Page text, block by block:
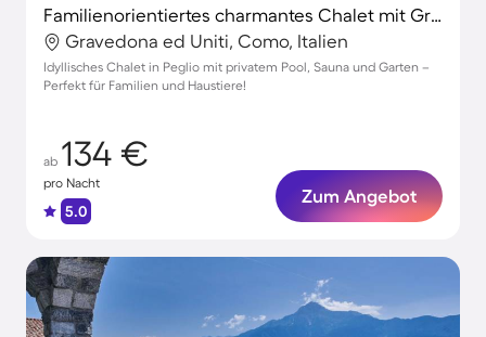
Familienorientiertes charmantes Chalet mit Grill, Garten und Terrasse | Haustierfreundlich
Gravedona ed Uniti, Como, Italien
Idyllisches Chalet in Peglio mit privatem Pool, Sauna und Garten –
Perfekt für Familien und Haustiere!
ab 134 €
pro Nacht
5.0
Zum Angebot